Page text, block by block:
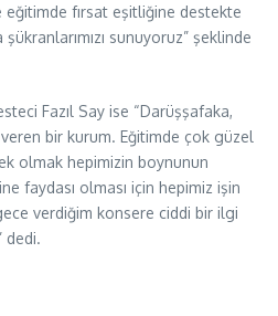
eğitimde fırsat eşitliğine destekte
şükranlarımızı sunuyoruz” şeklinde
Fazıl Say ise “Darüşşafaka,
veren bir kurum. Eğitimde çok güzel
olmak hepimizin boynunun
faydası olması için hepimiz işin
verdiğim konsere ciddi bir ilgi
dedi.